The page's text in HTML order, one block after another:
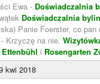
Ewa - Doświadczalnia
Doświadczalnia
Panie Foerster, co pan
Krzyczę na nie.
i Rosengarten
kwi 2018